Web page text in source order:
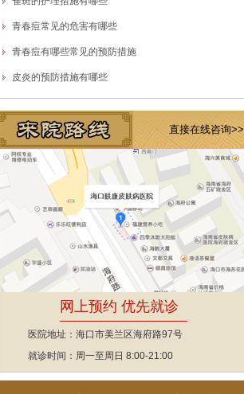
青春痘常见的危害有哪些
青春痘有哪些常见的预防措施
皮炎的预防措施有哪些
直接在线咨询>>
网上预约 优先就诊
医院地址：海口市美兰区海府路97号
就诊时间：周一至周日 8:00-21:00